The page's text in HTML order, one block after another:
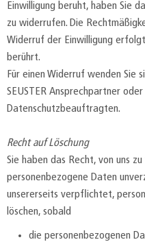
Einwilligung beruht, haben Sie
zu widerrufen. Die
Widerruf der Einwilligung
berührt.
Für einen Widerruf wenden Sie
SEUSTER Ansprechpartner
Datenschutzbeauftragten.
Recht auf Löschung
Sie haben das Recht, von uns
personenbezogene Daten
unsererseits verpflichtet,
löschen, sobald
die personenbezogenen